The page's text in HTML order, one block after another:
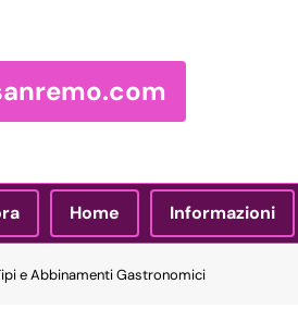
Home
Informazioni
e Abbinamenti Gastronomici